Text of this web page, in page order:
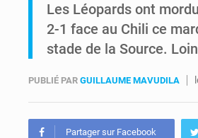
Les Léopards ont
2-1 face au Chili ce
stade de la Source.
PUBLIÉ PAR GUILLAUME MAVUDILA
Partager sur Facebook